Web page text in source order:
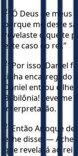
23 Ó Deus de meus
porque me deste
revelaste o que te
este caso do rei.”
24 Por isso, Daniel
tinha encarregado
Daniel entrou e lhe
Babilônia! Leve-me
interpretação.
25 Então Arioque
e lhe disse: —
que revelará ao rei